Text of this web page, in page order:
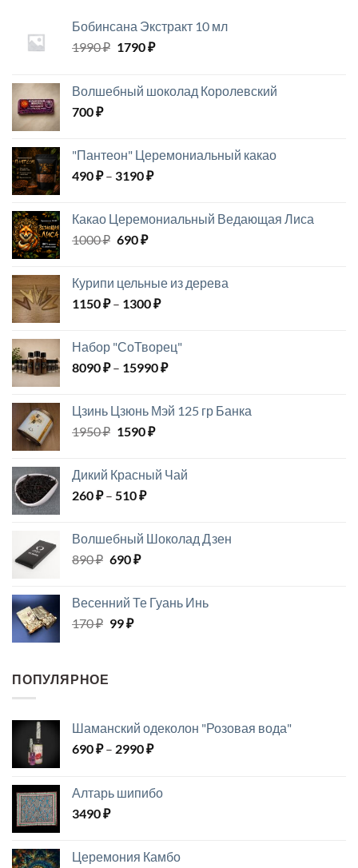
Бобинсана Экстракт 10 мл
1990₽ Первоначальная
1990 ₽.
1790₽Текущая
Волшебный шоколад Королевский
700₽
"Пантеон" Церемониальный какао
490₽ – 3190₽Диапазон
–
Какао Церемониальный Ведающая Лиса
1000₽ Первоначальная
1000 ₽.
690₽Текущая
Курипи цельные из дерева
1150₽ – 1300₽Диапазон
–
1300 ₽
Набор "СоТворец"
8090₽ – 15990₽Диапазон
–
Цзинь Цзюнь Мэй 125 гр Банка
1950₽ Первоначальная
1950 ₽.
1590₽Текущая
Дикий Красный Чай
260₽ – 510₽Диапазон
–
Волшебный Шоколад Дзен
890₽ Первоначальная
890 ₽.
690₽Текущая
Весенний Те Гуань Инь
170₽ Первоначальная
99₽Текущая
ПОПУЛЯРНОЕ
Шаманский одеколон "Розовая вода"
690₽ – 2990₽Диапазон
–
Алтарь шипибо
3490₽
Церемония Камбо